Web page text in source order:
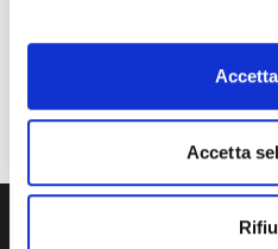
Accetta
Febbraio 5, 2024